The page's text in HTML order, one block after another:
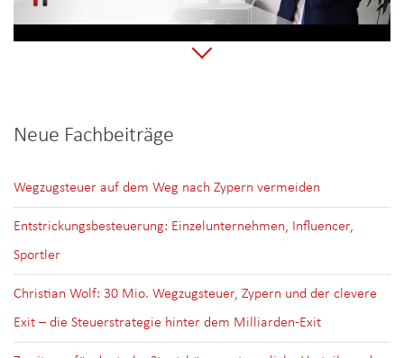
Neue Fachbeiträge
Wegzugsteuer auf dem Weg nach Zypern vermeiden
Entstrickungsbesteuerung: Einzelunternehmen, Influencer,
Sportler
Christian Wolf: 30 Mio. Wegzugsteuer, Zypern und der clevere
Exit – die Steuerstrategie hinter dem Milliarden-Exit